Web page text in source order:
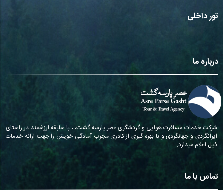
تور داخلی
درباره ما
شرکت خدمات مسافرت هوایی و گردشگری عصر پارسه گشت، ، با سابقه ارزشمند در راستای
ایرانگردی و جهانگردی و با بهره گیری از کادری مجرب آمادگی خویش را جهت ارائه خدمات
ذیل اعلام میدارد.
تماس با ما